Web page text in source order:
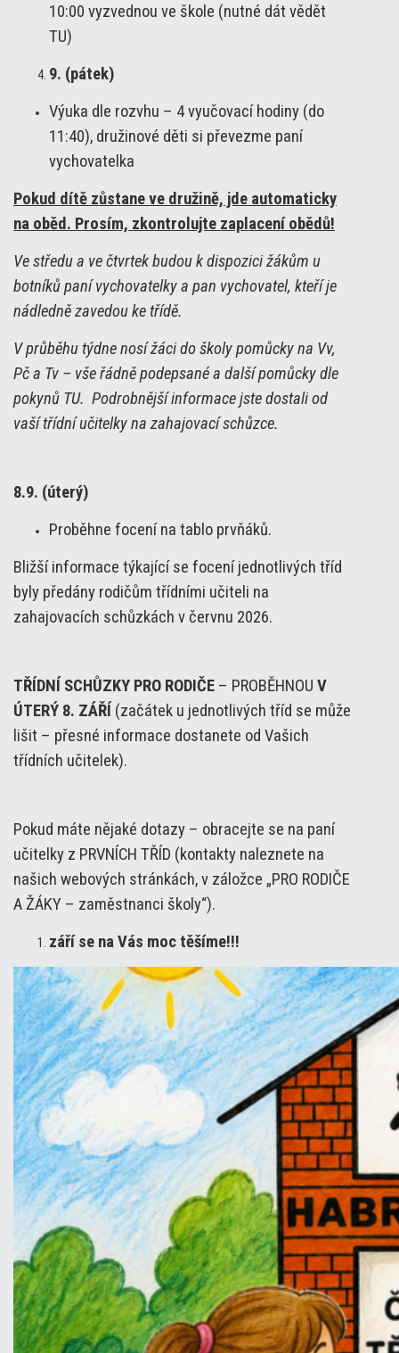
10:00 vyzvednou ve škole (nutné dát vědět
TU)
9. (pátek)
Výuka dle rozvhu – 4 vyučovací hodiny (do
11:40), družinové děti si převezme paní
vychovatelka
Pokud dítě zůstane ve družině, jde automaticky
na oběd. Prosím, zkontrolujte zaplacení obědů!
Ve středu a ve čtvrtek budou k dispozici žákům u
botníků paní vychovatelky a pan vychovatel, kteří je
nádledně zavedou ke třídě.
V průběhu týdne nosí žáci do školy pomůcky na Vv,
Pč a Tv – vše řádně podepsané a další pomůcky dle
pokynů TU. Podrobnější informace jste dostali od
vaší třídní učitelky na zahajovací schůzce.
8.9. (úterý)
Proběhne focení na tablo prvňáků.
Bližší informace týkající se focení jednotlivých tříd
byly předány rodičům třídními učiteli na
zahajovacích schůzkách v červnu 2026.
TŘÍDNÍ SCHŮZKY PRO RODIČE – PROBĚHNOU V
ÚTERÝ 8. ZÁŘÍ (začátek u jednotlivých tříd se může
lišit – přesné informace dostanete od Vašich
třídních učitelek).
Pokud máte nějaké dotazy – obracejte se na paní
učitelky z PRVNÍCH TŘÍD (kontakty naleznete na
našich webových stránkách, v záložce „PRO RODIČE
A ŽÁKY – zaměstnanci školy“).
září se na Vás moc těšíme!!!